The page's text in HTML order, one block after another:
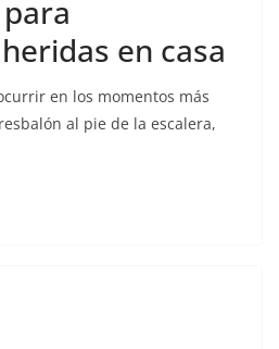
en casa
en los momentos más
al pie de la escalera,